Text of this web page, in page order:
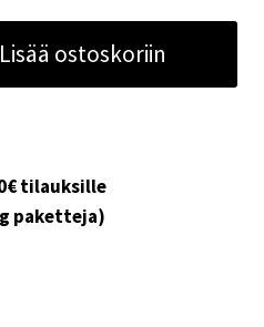
Lisää ostoskoriin
tilauksille
paketteja)